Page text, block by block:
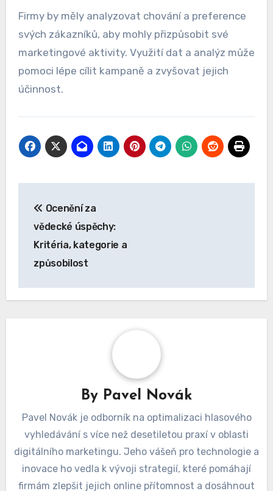
Firmy by měly analyzovat chování a preference
svých zákazníků, aby mohly přizpůsobit své
marketingové aktivity. Využití dat a analýz může
pomoci lépe cílit kampaně a zvyšovat jejich
účinnost.
navigation
Ocenění za
vědecké úspěchy:
Kritéria, kategorie a
způsobilost
By Pavel Novák
Pavel Novák je odborník na optimalizaci hlasového
vyhledávání s více než desetiletou praxí v oblasti
digitálního marketingu. Jeho vášeň pro technologie a
inovace ho vedla k vývoji strategií, které pomáhají
firmám zlepšit jejich online přítomnost a dosáhnout